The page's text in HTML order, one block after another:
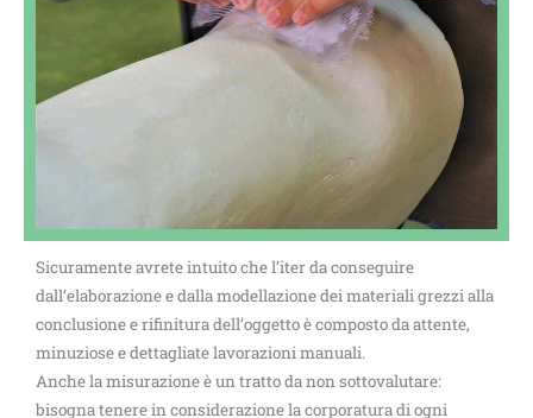
Sicuramente avrete intuito che l’iter da conseguire
dall’elaborazione e dalla modellazione dei materiali grezzi alla
conclusione e rifinitura dell’oggetto è composto da attente,
minuziose e dettagliate lavorazioni manuali.
Anche la misurazione è un tratto da non sottovalutare:
bisogna tenere in considerazione la corporatura di ogni